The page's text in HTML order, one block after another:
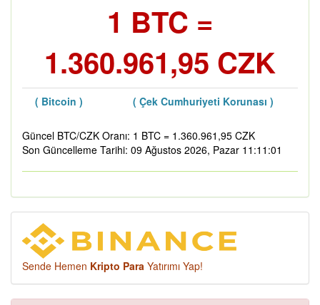
1 BTC =
1.360.961,95 CZK
( Bitcoin ) ( Çek Cumhuriyeti Korunası )
Güncel BTC/CZK Oranı: 1 BTC = 1.360.961,95 CZK
Son Güncelleme Tarihi: 09 Ağustos 2026, Pazar 11:11:01
Sende Hemen Kripto Para Yatırımı Yap!